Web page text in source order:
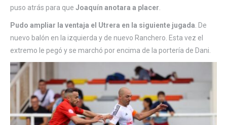
puso atrás para que Joaquín anotara a placer
Pudo ampliar la ventaja el Utrera en la siguiente jugada . De
nuevo balón en la izquierda y de nuevo Ranchero. Esta vez el
extremo le pegó y se marchó por encima de la portería de Dani.